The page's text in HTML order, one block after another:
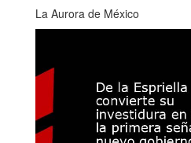
La Aurora de México